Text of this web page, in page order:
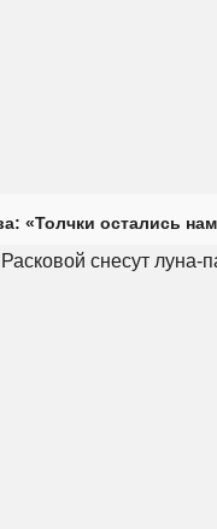
«Толчки остались нам